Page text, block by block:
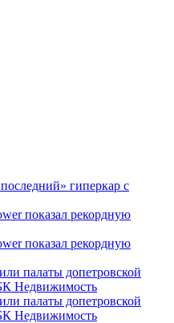
гиперкар с
показал рекордную
показал рекордную
палаты допетровской
Недвижимость
палаты допетровской
Недвижимость